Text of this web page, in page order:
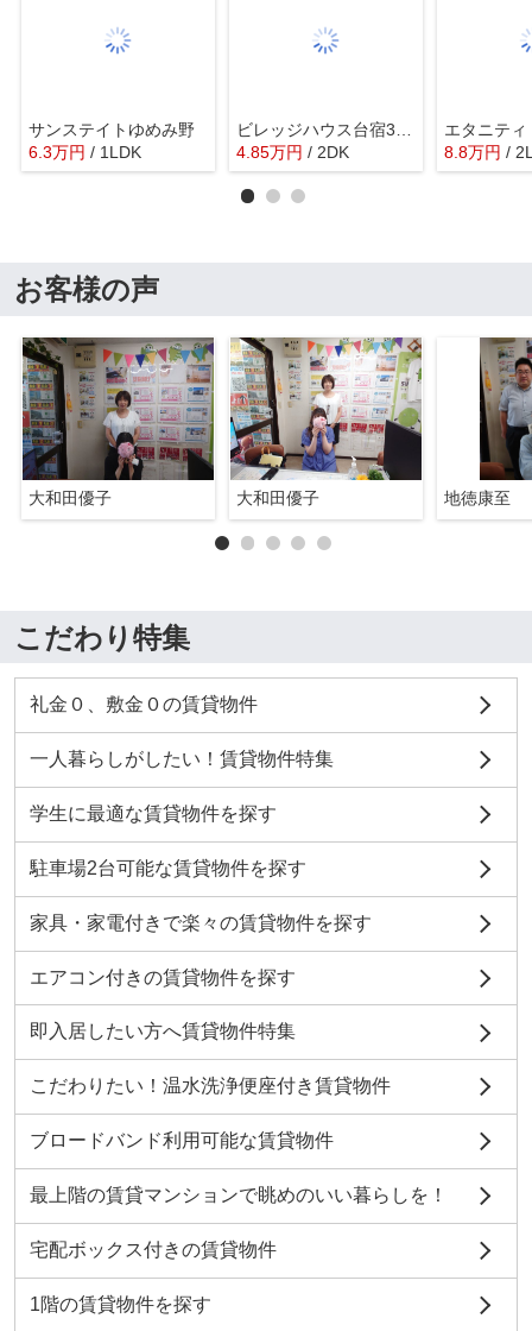
サンステイトゆめみ野
6.3万円 / 1LDK
4.85万円 / 2DK 8.8万円 /
お客様の声
大和田優子 大和田優子 地徳康至
こだわり特集
礼金０、敷金０の賃貸物件
一人暮らしがしたい！賃貸物件特集
学生に最適な賃貸物件を探す
駐車場2台可能な賃貸物件を探す
家具・家電付きで楽々の賃貸物件を探す
エアコン付きの賃貸物件を探す
即入居したい方へ賃貸物件特集
こだわりたい！温水洗浄便座付き賃貸物件
ブロードバンド利用可能な賃貸物件
最上階の賃貸マンションで眺めのいい暮らしを！
宅配ボックス付きの賃貸物件
1階の賃貸物件を探す